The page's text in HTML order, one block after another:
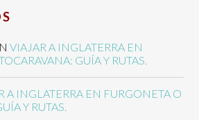
VIAJAR A INGLATERRA EN
GUÍA Y RUTAS.
A INGLATERRA EN FURGONETA O
Y RUTAS.